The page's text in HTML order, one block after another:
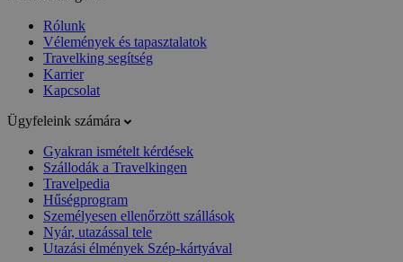
Rólunk
Vélemények és tapasztalatok
Travelking segítség
Karrier
Kapcsolat
Ügyfeleink számára
Gyakran ismételt kérdések
Szállodák a Travelkingen
Travelpedia
Hűségprogram
Személyesen ellenőrzött szállások
Nyár, utazással tele
Utazási élmények Szép-kártyával